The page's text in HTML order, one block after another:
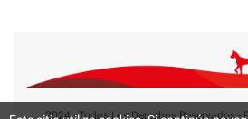
2024 - Todos Los Derechos Reservados